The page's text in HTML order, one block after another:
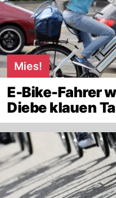
Mies!
E-Bike-Fahrer
Diebe klauen